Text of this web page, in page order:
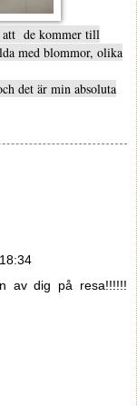
att de kommer till
med blommor, olika
det är min absoluta
av dig på resa!!!!!!